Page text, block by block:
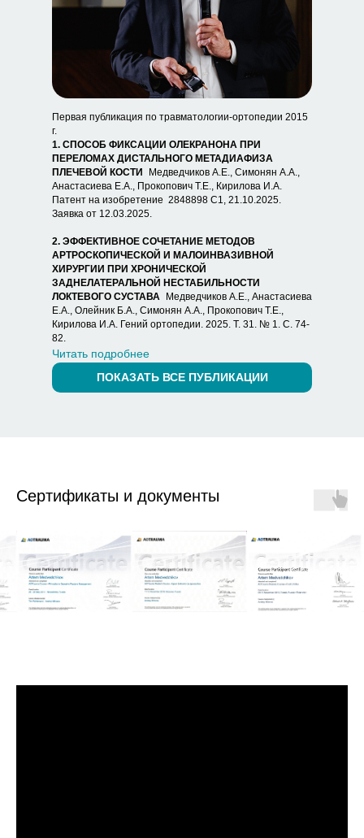
Первая публикация по травматологии-ортопедии 2015
г.
1. СПОСОБ ФИКСАЦИИ ОЛЕКРАНОНА ПРИ
ПЕРЕЛОМАХ ДИСТАЛЬНОГО МЕТАДИАФИЗА
ПЛЕЧЕВОЙ КОСТИ
Медведчиков А.Е., Симонян А.А.,
Анастасиева Е.А., Прокопович Т.Е., Кирилова И.А.
Патент на изобретение 2848898 C1, 21.10.2025.
Заявка от 12.03.2025.
2. ЭФФЕКТИВНОЕ СОЧЕТАНИЕ МЕТОДОВ
АРТРОСКОПИЧЕСКОЙ И МАЛОИНВАЗИВНОЙ
ХИРУРГИИ ПРИ ХРОНИЧЕСКОЙ
ЗАДНЕЛАТЕРАЛЬНОЙ НЕСТАБИЛЬНОСТИ
ЛОКТЕВОГО СУСТАВА Медведчиков А.Е., Анастасиева
Е.А., Олейник Б.А., Симонян А.А., Прокопович Т.Е.,
Кирилова И.А. Гений ортопедии. 2025. Т. 31. № 1. С. 74-
82.
Читать подробнее
ПОКАЗАТЬ ВСЕ ПУБЛИКАЦИИ
Сертификаты и документы